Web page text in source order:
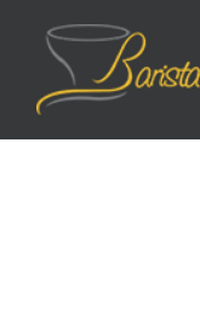
Inhalt
springen